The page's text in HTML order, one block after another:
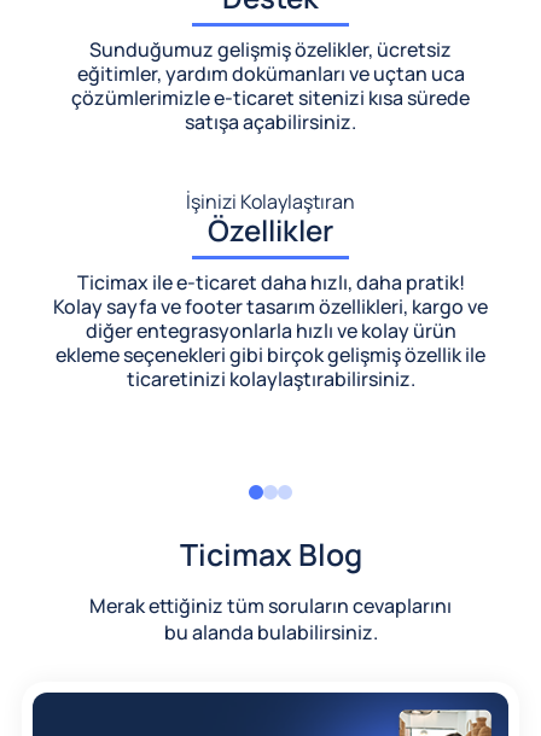
Sunduğumuz gelişmiş özelikler, ücretsiz
eğitimler, yardım dokümanları ve uçtan uca
çözümlerimizlee-ticaret sitenizi kısa sürede
satışa açabilirsiniz.
İşinizi Kolaylaştıran
Özellikler
Ticimax ile e-ticaret daha hızlı, daha pratik!
Kolay sayfa ve footer tasarım özellikleri, kargo ve
diğer entegrasyonlarla hızlı ve kolay ürün
ekleme seçenekleri gibi birçok gelişmiş özellik ile
ticaretinizi kolaylaştırabilirsiniz.
Ticimax Blog
Merak ettiğiniz tüm soruların cevaplarını
bu alanda bulabilirsiniz.